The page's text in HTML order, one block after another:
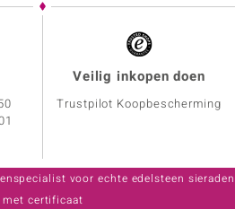
Veilig inkopen doen
Trustpilot Koopbescherming
voor echte edelsteen sieraden
met certificaat